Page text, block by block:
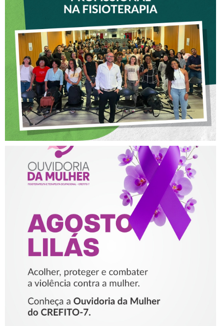
VICE-PRESIDENTE DO
CREFITO-7 PARTICIPA DE
OFICINA SOBRE ÉTICA E
POSTURA PROFISSIONAL
NA FISIOTERAPIA
AGOSTO LILÁS – ACOLHER,
PROTEGER E COMBATER A
VIOLÊNCIA CONTRA A
MULHER